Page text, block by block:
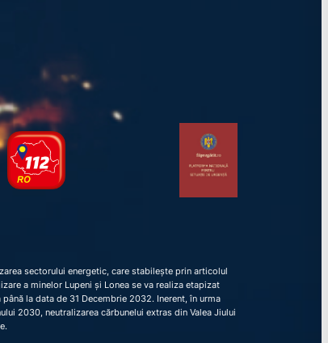
sectorului energetic, care stabilește prin articolul
a minelor Lupeni și Lonea se va realiza etapizat
la data de 31 Decembrie 2032. Inerent, în urma
2030, neutralizarea cărbunelui extras din Valea Jiului